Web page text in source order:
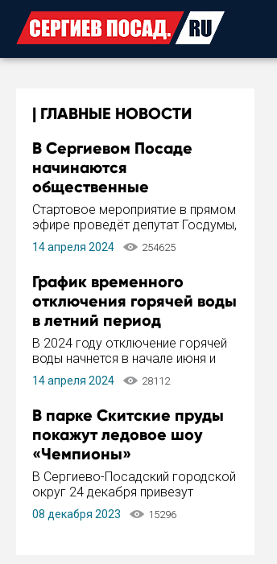
ГЛАВНЫЕ НОВОСТИ
В Сергиевом Посаде
начинаются
общественные
обсуждения Стратегии
развития города
Стартовое мероприятие в прямом
эфире проведёт депутат Госдумы,
инициатор и автор Концепции
развития Сергиева Посада и
Пахомов.
14 апреля 2024 254625
График временного
отключения горячей воды
в летний период
В 2024 году отключение горячей
воды начнется в начале июня и
завершится в конце августа.
Период отключения составит не
14 апреля 2024 28112
В парке Скитские пруды
покажут ледовое шоу
«Чемпионы»
В Сергиево-Посадский городской
округ 24 декабря привезут
ледовый тур «Чемпионы»
заслуженного мастера спорта,
08 декабря 2023 15296